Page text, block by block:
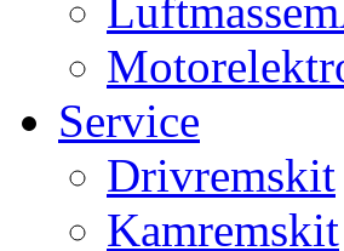
Service
Drivremskit
Kamremskit